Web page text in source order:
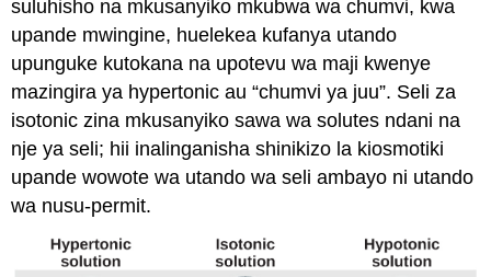
suluhisho na mkusanyiko mkubwa wa chumvi, kwa
upande mwingine, huelekea kufanya utando
upunguke kutokana na upotevu wa maji kwenye
mazingira ya hypertonic au “chumvi ya juu”. Seli za
isotonic zina mkusanyiko sawa wa solutes ndani na
nje ya seli; hii inalinganisha shinikizo la kiosmotiki
upande wowote wa utando wa seli ambayo ni utando
wa nusu-permit.